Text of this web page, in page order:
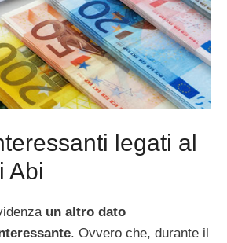
legati al
Abi
un altro dato
. Ovvero che, durante il